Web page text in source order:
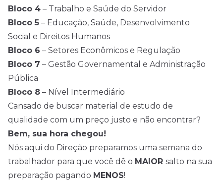
Bloco 4 – Trabalho e Saúde do Servidor
Bloco 5 – Educação, Saúde, Desenvolvimento
Social e Direitos Humanos
Bloco 6 – Setores Econômicos e Regulação
Bloco 7 – Gestão Governamental e Administração
Pública
Bloco 8 – Nível Intermediário
Cansado de buscar material de estudo de
qualidade com um preço justo e não encontrar?
Bem, sua hora chegou!
Nós aqui do Direção preparamos uma semana do
trabalhador para que você dê o MAIOR salto na sua
preparação pagando MENOS!